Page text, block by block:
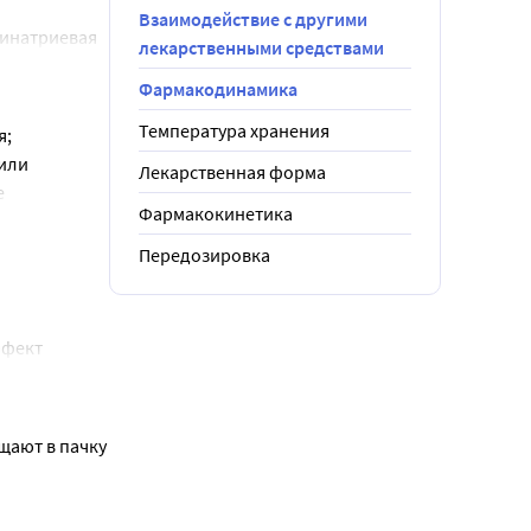
до
в пачку
Взаимодействие с другими
лекарственными средствами
Фармакодинамика
Температура хранения
Лекарственная форма
Фармакокинетика
Передозировка